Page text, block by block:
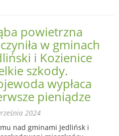
powietrzna
w gminach
i Kozienice
szkody.
wypłaca
pieniądze
2024
nad gminami Jedlińsk i